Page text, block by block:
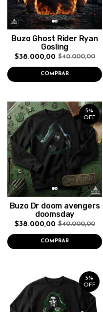
Buzo Ghost Rider Ryan
Gosling
$38.000,00 $40.000,00
COMPRAR
5%
OFF
Buzo Dr doom avengers
doomsday
$38.000,00 $40.000,00
COMPRAR
5%
OFF